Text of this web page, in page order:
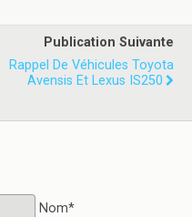
Publication Suivante
Rappel De Véhicules Toyota
Avensis Et Lexus IS250
Nom*